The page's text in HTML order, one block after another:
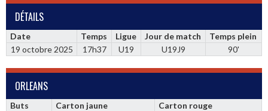
DÉTAILS
Date Temps Ligue Jour de match
Temps plein
19 octobre 2025
17h37 U19 U19J9 90'
ORLEANS
Buts Carton jaune
Carton rouge